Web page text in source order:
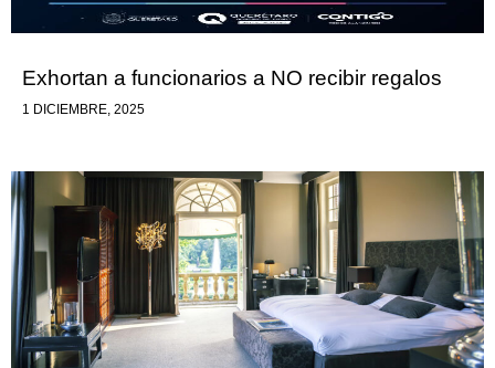
Exhortan a funcionarios a NO recibir regalos
1 DICIEMBRE, 2025